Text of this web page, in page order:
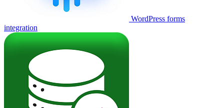
WordPress forms
integration